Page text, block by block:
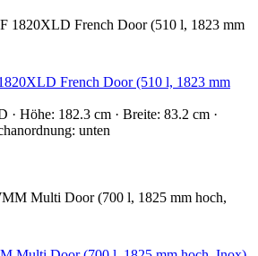
French Door (510 l, 1823 mm
· Höhe: 182.3 cm · Breite: 83.2 cm ·
unten